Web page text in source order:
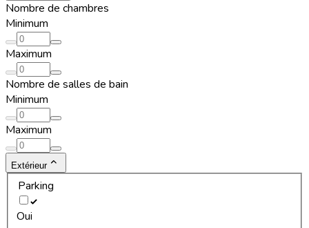
Nombre de chambres
Minimum
Maximum
Nombre de salles de bain
Minimum
Maximum
Extérieur
Parking
Oui